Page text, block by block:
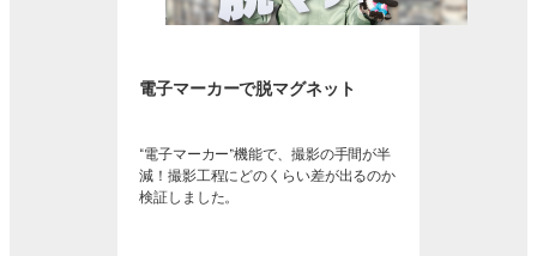
電子マーカーで脱マグネット
“電子マーカー”機能で、撮影の手間が半
減！撮影工程にどのくらい差が出るのか
検証しました。